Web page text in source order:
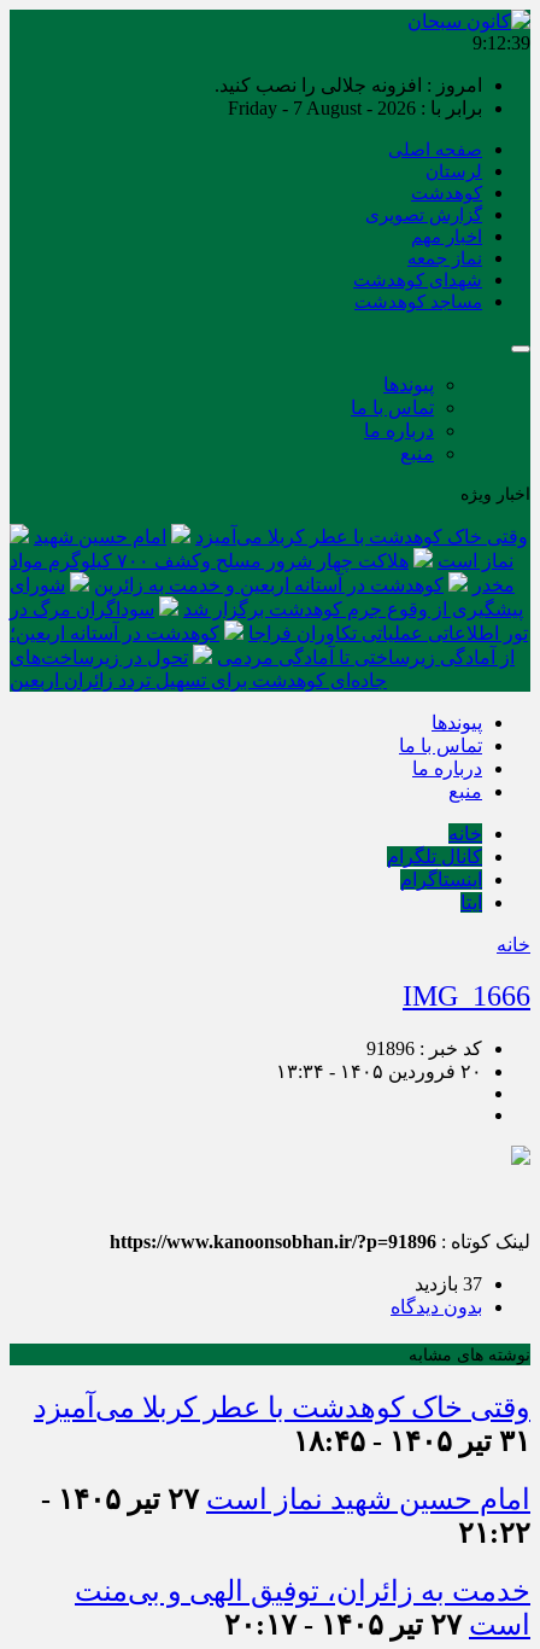
9:12:39
امروز : افزونه جلالی را نصب کنید.
برابر با : Friday - 7 August - 2026
صفحه اصلی
لرستان
کوهدشت
گزارش تصویری
اخبار مهم
نماز جمعه
شهدای کوهدشت
مساجد کوهدشت
پیوندها
تماس با ما
درباره ما
منبع
اخبار ویژه
وقتی خاک کوهدشت با عطر کربلا می‌آمیزد
امام حسین شهید
نماز است
هلاکت چهار شرور مسلح وکشف ۷۰۰ کیلوگرم مواد
مخدر
کوهدشت در آستانه اربعین و خدمت‌ به زائرین
شورای
پیشگیری از وقوع جرم کوهدشت برگزار شد
سوداگران مرگ در
تور اطلاعاتی عملیاتی تکاوران فراجا
کوهدشت در آستانه اربعین؛
از آمادگی زیرساختی تا آمادگی مردمی
تحول در زیرساخت‌های
جاده‌ای کوهدشت برای تسهیل تردد زائران اربعین
پیوندها
تماس با ما
درباره ما
منبع
خانه
کانال تلگرام
اینستاگرام
ایتا
خانه
IMG_1666
کد خبر : 91896
۲۰ فروردین ۱۴۰۵ - ۱۳:۳۴
لینک کوتاه : https://www.kanoonsobhan.ir/?p=91896
37 بازدید
بدون دیدگاه
نوشته های مشابه
وقتی خاک کوهدشت با عطر کربلا می‌آمیزد
۳۱ تیر ۱۴۰۵ - ۱۸:۴۵
امام حسین شهید نماز است
۲۷ تیر ۱۴۰۵ -
۲۱:۲۲
خدمت به زائران، توفیق الهی و بی‌منت
است ۲۷ تیر ۱۴۰۵ - ۲۰:۱۷